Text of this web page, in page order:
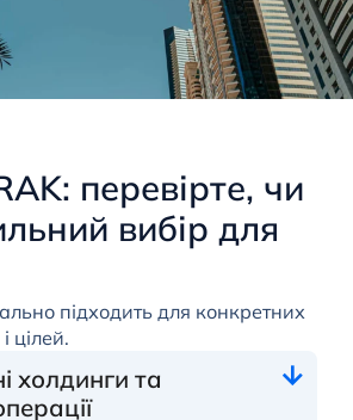
перевірте, чи
вибір для
підходить для конкретних
цілей.
холдинги та